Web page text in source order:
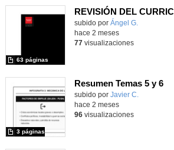
Contenido educativo.
subido por Ángel G.
63 páginas
hace 2 meses
77visualizaciones
Resumen Temas 5 y 6
Contenido educativo.
subido por Javier C.
3 páginas
hace 2 meses
96visualizaciones